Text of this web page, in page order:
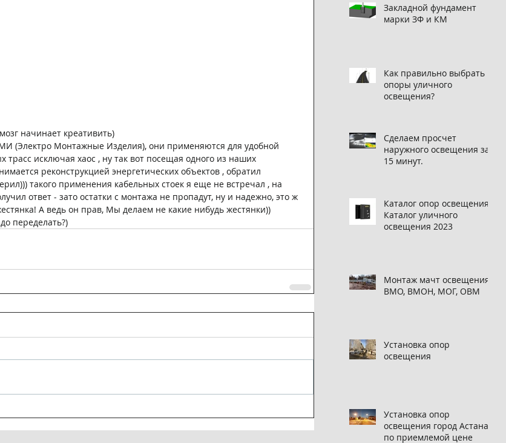
начинает креативить)
(Электро Монтажные Изделия), они применяются для удобной
трасс исключая хаос , ну так вот посещая одного из наших
реконструкцией энергетических объектов , обратил
такого применения кабельных стоек я еще не встречал , на
ответ - зато остатки с монтажа не пропадут, ну и надежно, это ж
А ведь он прав, Мы делаем не какие нибудь жестянки))
переделать?)
Закладной фундамент
марки ЗФ и КМ
Как правильно выбрать
опоры уличного
освещения?
Сделаем просчет
наружного освещения за
15 минут.
Каталог опор освещения,
Каталог уличного
освещения 2023
Монтаж мачт освещения
ВМО, ВМОН, МОГ, ОВМ
Установка опор
освещения
Установка опор
освещения город Астана
по приемлемой цене